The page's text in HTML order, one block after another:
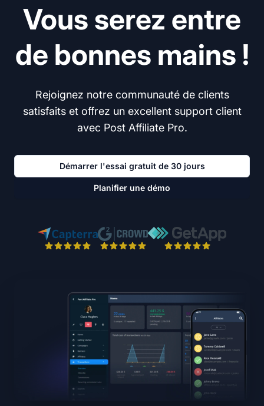
Vous serez entre
de bonnes mains !
Rejoignez notre communauté de clients
satisfaits et offrez un excellent support client
avec Post Affiliate Pro.
Démarrer l'essai gratuit de 30 jours
Planifier une démo